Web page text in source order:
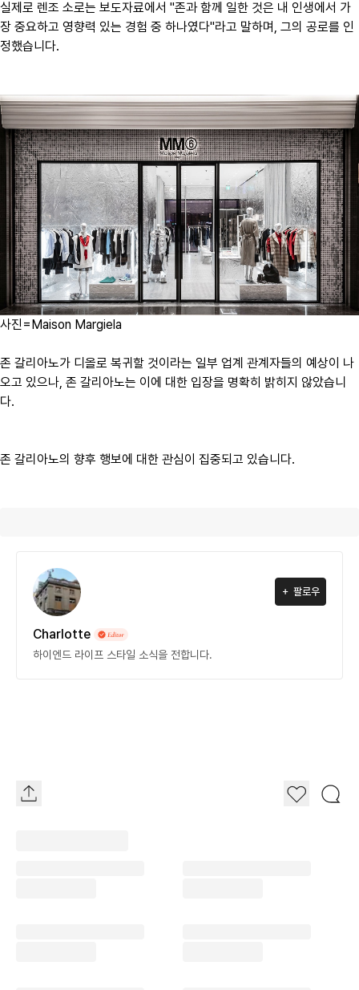
실제로 렌조 소로는 보도자료에서 "존과 함께 일한 것은 내 인생에서 가
장 중요하고 영향력 있는 경험 중 하나였다"라고 말하며, 그의 공로를 인
정했습니다.
사진=Maison Margiela
존 갈리아노가 디올로 복귀할 것이라는 일부 업계 관계자들의 예상이 나
오고 있으나, 존 갈리아노는 이에 대한 입장을 명확히 밝히지 않았습니
다.
존 갈리아노의 향후 행보에 대한 관심이 집중되고 있습니다.
팔로우
Charlotte
하이엔드 라이프 스타일 소식을 전합니다.